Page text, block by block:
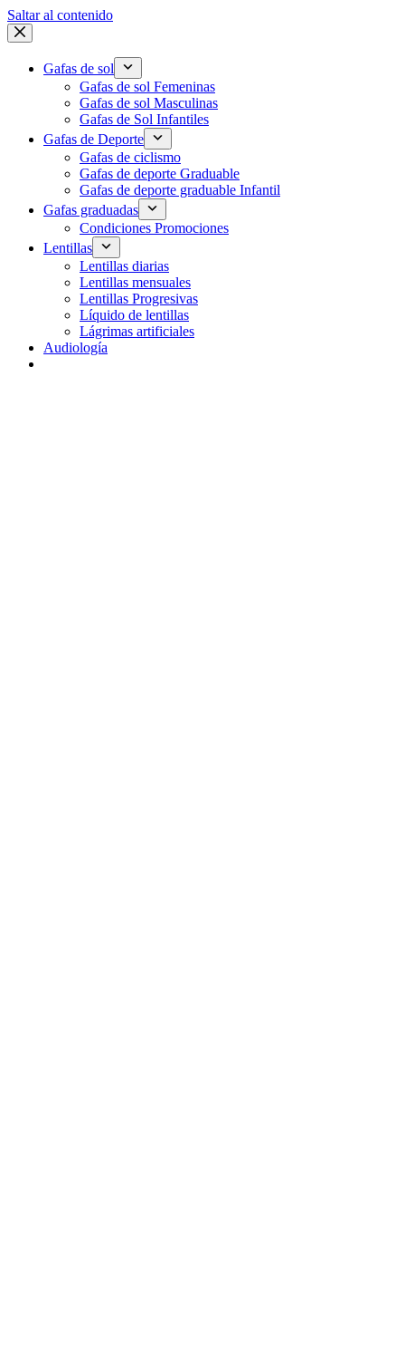
Saltar al contenido
Gafas de sol
Gafas de sol Femeninas
Gafas de sol Masculinas
Gafas de Sol Infantiles
Gafas de Deporte
Gafas de ciclismo
Gafas de deporte Graduable
Gafas de deporte graduable Infantil
Gafas graduadas
Condiciones Promociones
Lentillas
Lentillas diarias
Lentillas mensuales
Lentillas Progresivas
Líquido de lentillas
Lágrimas artificiales
Audiología